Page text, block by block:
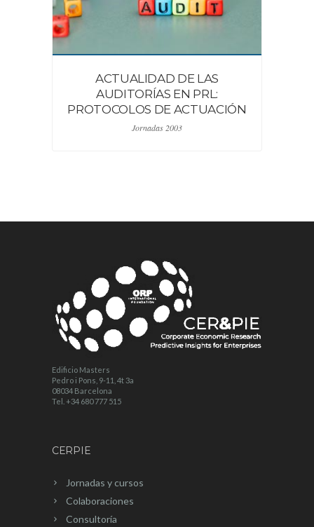
ACTUALIDAD DE LAS
AUDITORÍAS EN PRL:
PROTOCOLOS DE ACTUACIÓN
Jornadas 2003
Edificio Masters
Pedro i Pons, 9-11, 4t 3a
08034 Barcelona
Tel. +34 680 777 515
CERPIE
Jornadas y cursos
Colaboraciones
Consultoría